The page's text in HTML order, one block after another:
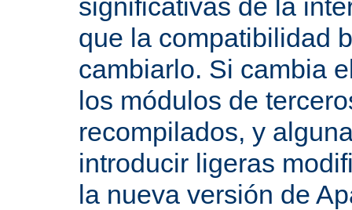
significativas de la
que la compatibilidad
cambiarlo. Si cambia
los módulos de
recompilados, y
introducir ligeras
la nueva versión de